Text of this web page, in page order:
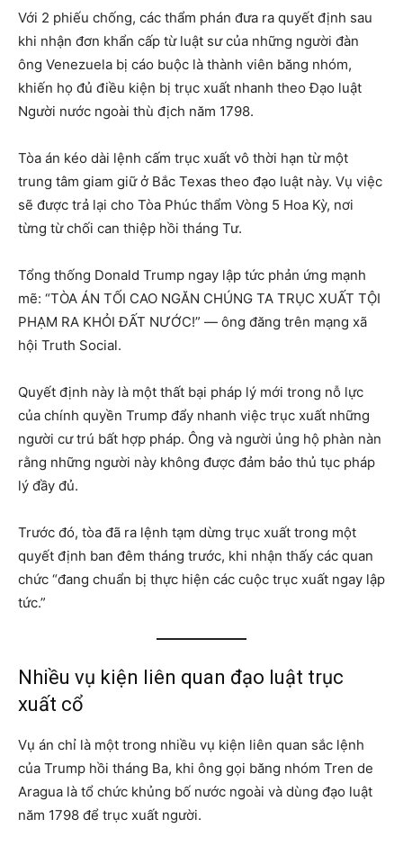
Với 2 phiếu chống, các thẩm phán đưa ra quyết định sau
khi nhận đơn khẩn cấp từ luật sư của những người đàn
ông Venezuela bị cáo buộc là thành viên băng nhóm,
khiến họ đủ điều kiện bị trục xuất nhanh theo Đạo luật
Người nước ngoài thù địch năm 1798.
Tòa án kéo dài lệnh cấm trục xuất vô thời hạn từ một
trung tâm giam giữ ở Bắc Texas theo đạo luật này. Vụ việc
sẽ được trả lại cho Tòa Phúc thẩm Vòng 5 Hoa Kỳ, nơi
từng từ chối can thiệp hồi tháng Tư.
Tổng thống Donald Trump ngay lập tức phản ứng mạnh
mẽ: “TÒA ÁN TỐI CAO NGĂN CHÚNG TA TRỤC XUẤT TỘI
PHẠM RA KHỎI ĐẤT NƯỚC!” — ông đăng trên mạng xã
hội Truth Social.
Quyết định này là một thất bại pháp lý mới trong nỗ lực
của chính quyền Trump đẩy nhanh việc trục xuất những
người cư trú bất hợp pháp. Ông và người ủng hộ phàn nàn
rằng những người này không được đảm bảo thủ tục pháp
lý đầy đủ.
Trước đó, tòa đã ra lệnh tạm dừng trục xuất trong một
quyết định ban đêm tháng trước, khi nhận thấy các quan
chức “đang chuẩn bị thực hiện các cuộc trục xuất ngay lập
tức.”
Nhiều vụ kiện liên quan đạo luật trục
xuất cổ
Vụ án chỉ là một trong nhiều vụ kiện liên quan sắc lệnh
của Trump hồi tháng Ba, khi ông gọi băng nhóm Tren de
Aragua là tổ chức khủng bố nước ngoài và dùng đạo luật
năm 1798 để trục xuất người.